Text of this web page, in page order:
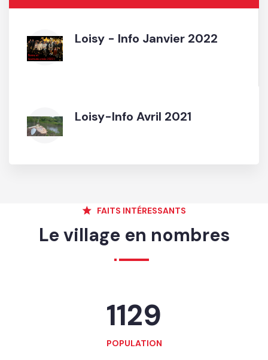
Loisy - Info Janvier 2022
Loisy-Info Avril 2021
FAITS INTÉRESSANTS
Le village en nombres
1129
POPULATION